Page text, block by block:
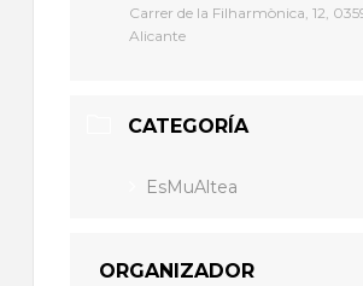
Carrer de la Filharmònica, 12,
Alicante
CATEGORÍA
EsMuAltea
ORGANIZADOR